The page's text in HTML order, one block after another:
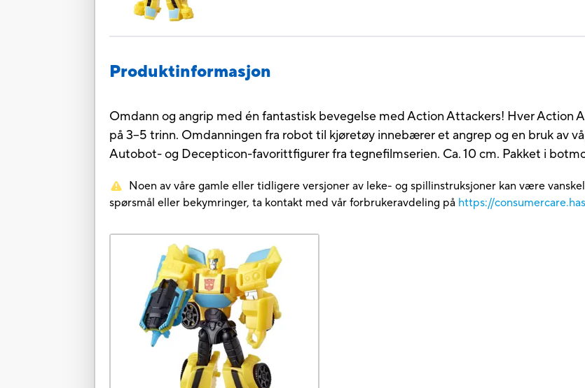
Produktinformasjon
Omdann og angrip med én fantastisk bevegelse med Action Attackers! Hver Action
på 3–5 trinn. Omdanningen fra robot til kjøretøy innebærer et angrep og en bruk av
Autobot- og Decepticon-favorittfigurer fra tegnefilmserien. Ca. 10 cm. Pakket i
Noen av våre gamle eller tidligere versjoner av leke- og spillinstruksjoner kan være
spørsmål eller bekymringer, ta kontakt med vår forbrukeravdeling på https://